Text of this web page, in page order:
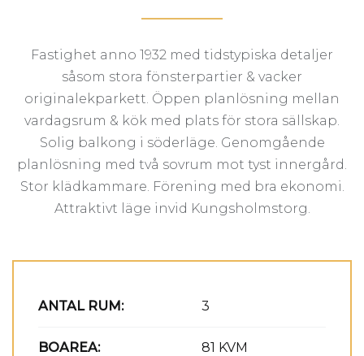
Fastighet anno 1932 med tidstypiska detaljer
såsom stora fönsterpartier & vacker
originalekparkett. Öppen planlösning mellan
vardagsrum & kök med plats för stora sällskap.
Solig balkong i söderläge. Genomgående
planlösning med två sovrum mot tyst innergård.
Stor klädkammare. Förening med bra ekonomi.
Attraktivt läge invid Kungsholmstorg.
ANTAL RUM: 3
BOAREA: 81 KVM